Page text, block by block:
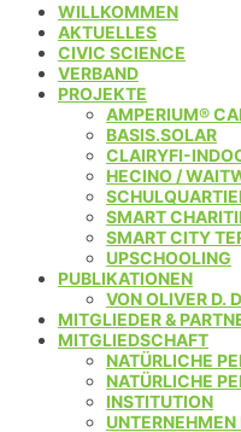
WILLKOMMEN
AKTUELLES
CIVIC SCIENCE
VERBAND
PROJEKTE
AMPERIUM®
BASIS.SOLAR
CLAIRYFI-
HECINO /
SMART
SMART CITY
UPSCHOOLING
PUBLIKATIONEN
VON OLIVER D.
MITGLIEDER &
MITGLIEDSCHAFT
NATÜRLICHE
NATÜRLICHE
INSTITUTION